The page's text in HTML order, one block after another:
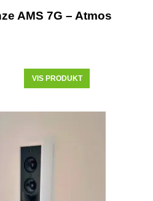
AMS 7G – Atmos
VIS PRODUKT